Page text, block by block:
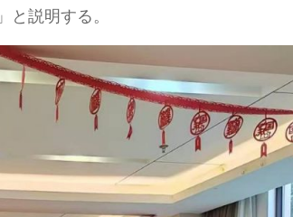
説明する。